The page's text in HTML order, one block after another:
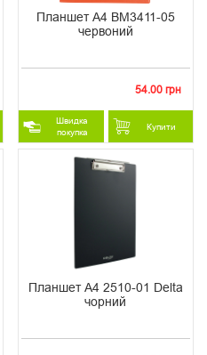
Планшет А4 ВМ3411-05
червоний
54.00 грн
Швидка
покупка
Купити
Планшет А4 2510-01 Delta
чорний